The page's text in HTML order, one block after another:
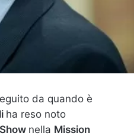
da quando è
ha reso noto
nella Mission